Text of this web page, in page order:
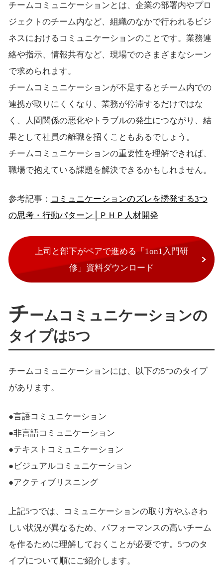
チームコミュニケーションとは、企業の部署内やプロ
ジェクトのチーム内など、組織のなかで行われるビジ
ネスにおけるコミュニケーションのことです。業務連
絡や指示、情報共有など、現場でのさまざまなシーン
で求められます。
チームコミュニケーションが不足するとチーム内での
連携が取りにくくなり、業務が停滞するだけではな
く、人間関係の悪化やトラブルの発生につながり、結
果として社員の離職を招くこともあるでしょう。
チームコミュニケーションの重要性を理解できれば、
職場で抱えている課題を解決できるかもしれません。
参考記事： コミュニケーションのズレを誘発する3つ
の思考・行動パターン│ＰＨＰ人材開発
上司と部下がペアで進める「1on1入門研
修」資料ダウンロード
チームコミュニケーションの
タイプは5つ
チームコミュニケーションには、以下の5つのタイプ
があります。
●言語コミュニケーション
●非言語コミュニケーション
●テキストコミュニケーション
●ビジュアルコミュニケーション
●アクティブリスニング
上記5つでは、コミュニケーションの取り方やふさわ
しい状況が異なるため、パフォーマンスの高いチーム
を作るために理解しておくことが必要です。5つのタ
イプについて順にご紹介します。